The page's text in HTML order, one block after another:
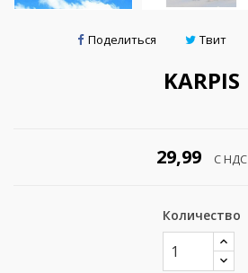
Поделиться Твит
KARPIS
29,99 С НДС
Количество